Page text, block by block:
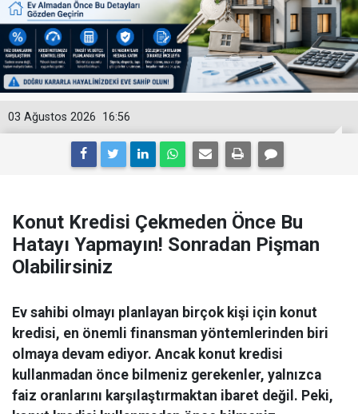
16:56
03 Ağustos 2026
Konut Kredisi Çekmeden Önce Bu
Hatayı Yapmayın! Sonradan Pişman
Olabilirsiniz
Ev sahibi olmayı planlayan birçok kişi için konut
kredisi, en önemli finansman yöntemlerinden biri
olmaya devam ediyor. Ancak konut kredisi
kullanmadan önce bilmeniz gerekenler, yalnızca
faiz oranlarını karşılaştırmaktan ibaret değil. Peki,